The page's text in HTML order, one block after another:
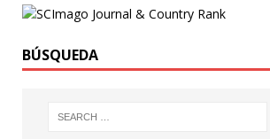
BÚSQUEDA